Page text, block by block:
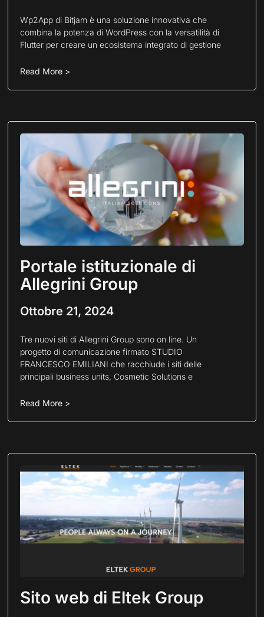
Wp2App di Bitjam è una soluzione innovativa che
combina la potenza di WordPress con la versatilità di
Flutter per creare un ecosistema integrato di gestione
Read More >
Portale istituzionale di
Allegrini Group
Ottobre 21, 2024
Tre nuovi siti di Allegrini Group sono on line. Un
progetto di comunicazione firmato STUDIO
FRANCESCO EMILIANI che racchiude i siti delle
principali business units, Cosmetic Solutions e
Read More >
Sito web di Eltek Group